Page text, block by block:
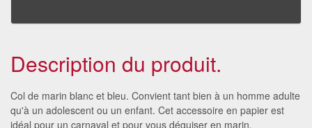
Description du produit.
Col de marin blanc et bleu. Convient tant bien à un homme adulte
qu'à un adolescent ou un enfant. Cet accessoire en papier est
idéal pour un carnaval et pour vous déguiser en marin.